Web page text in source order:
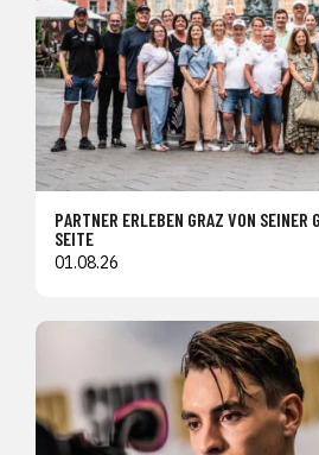
PARTNER ERLEBEN GRAZ VON SEINER
SEITE
01.08.26